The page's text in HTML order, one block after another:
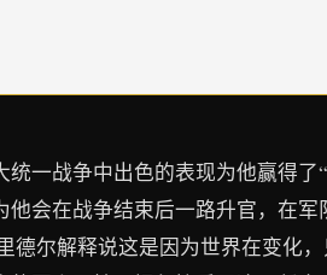
统一战争中出色的表现为他赢得
他会在战争结束后一路升官，在
德尔解释说这是因为世界在变化